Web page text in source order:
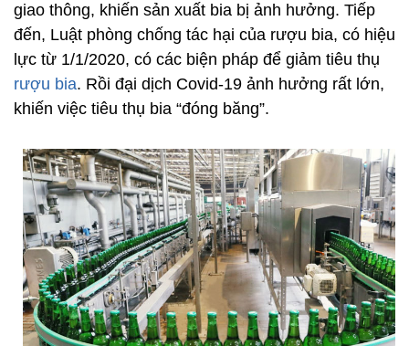
giao thông, khiến sản xuất bia bị ảnh hưởng. Tiếp
đến, Luật phòng chống tác hại của rượu bia, có hiệu
lực từ 1/1/2020, có các biện pháp để giảm tiêu thụ
rượu bia. Rồi đại dịch Covid-19 ảnh hưởng rất lớn,
khiến việc tiêu thụ bia “đóng băng”.